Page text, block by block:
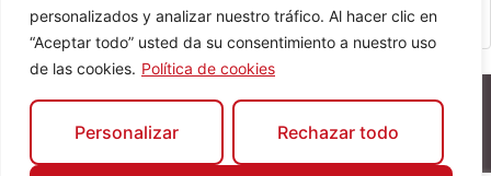
personalizados y analizar nuestro tráfico. Al hacer clic en
“Aceptar todo” usted da su consentimiento a nuestro uso
de las cookies. Política de cookies
Personalizar Rechazar todo